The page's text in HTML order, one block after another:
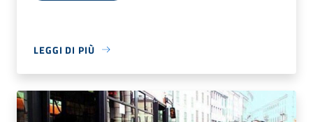
LEGGI DI PIÙ